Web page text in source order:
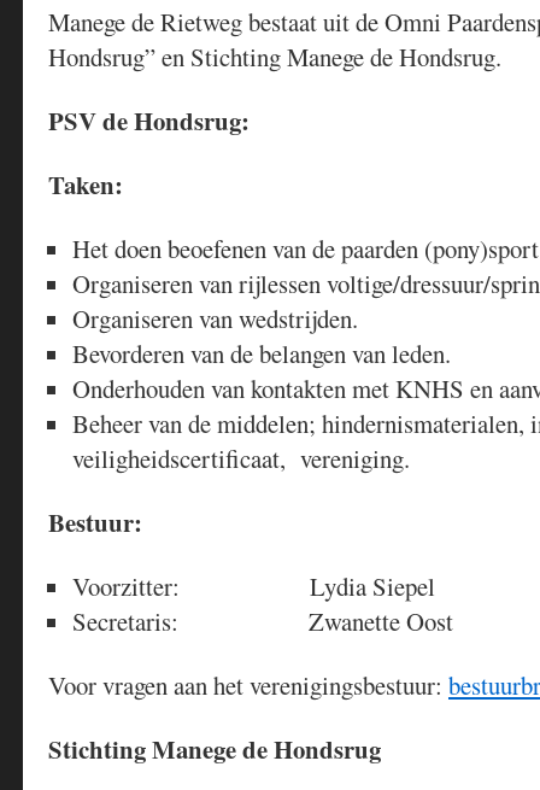
Manege de Rietweg bestaat uit de Omni
Hondsrug” en Stichting Manege de Hondsrug.
PSV de Hondsrug:
Taken:
Het doen beoefenen van de paarden
Organiseren van rijlessen voltige/dressuur/
Organiseren van wedstrijden.
Bevorderen van de belangen van leden.
Onderhouden van kontakten met KNHS en
Beheer van de middelen; hindernismaterialen,
veiligheidscertificaat, vereniging.
Bestuur:
Voorzitter: Lydia Siepel
Secretaris: Zwanette Oost
Voor vragen aan het verenigingsbestuur:
Stichting Manege de Hondsrug